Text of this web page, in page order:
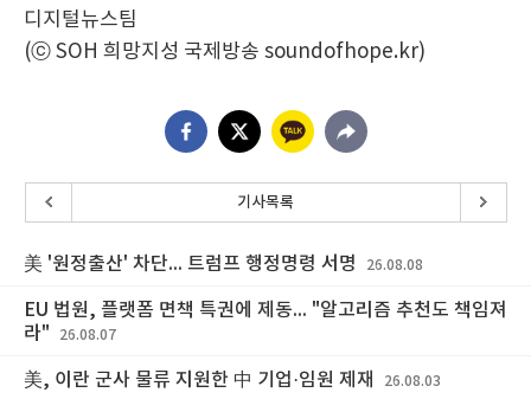
디지털뉴스팀
(ⓒ SOH 희망지성 국제방송 soundofhope.kr)
기사목록
美 '원정출산' 차단... 트럼프 행정명령 서명 26.08.08
EU 법원, 플랫폼 면책 특권에 제동... "알고리즘 추천도 책임져
라"
26.08.07
美, 이란 군사 물류 지원한 中 기업·임원 제재 26.08.03